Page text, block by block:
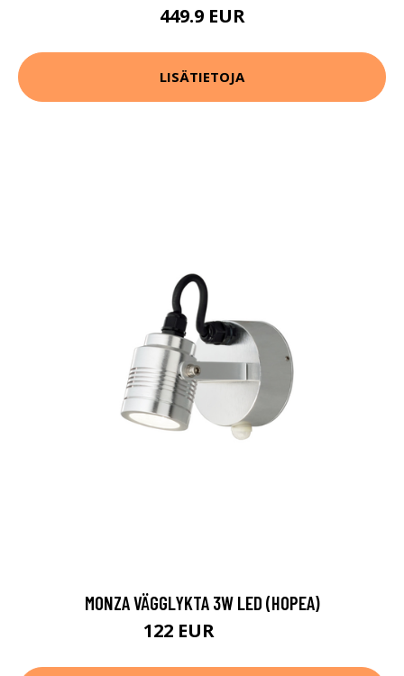
449.9 EUR
LISÄTIETOJA
MONZA VÄGGLYKTA 3W LED (HOPEA)
122 EUR